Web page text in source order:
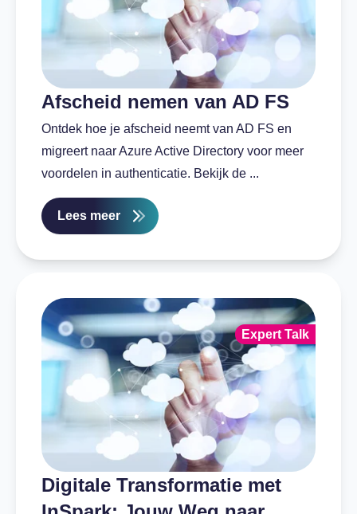
Afscheid nemen van AD FS
Ontdek hoe je afscheid neemt van AD FS en
migreert naar Azure Active Directory voor meer
voordelen in authenticatie. Bekijk de ...
Lees meer
Digitale Transformatie met
Expert Talk